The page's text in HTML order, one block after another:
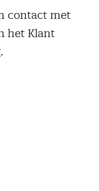
contact met
het Klant